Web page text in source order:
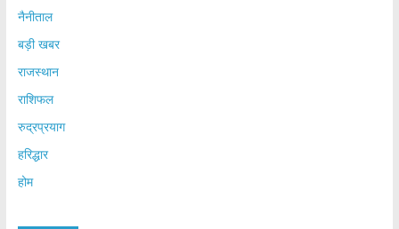
नैनीताल
बड़ी खबर
राजस्थान
राशिफल
रुद्रप्रयाग
हरिद्धार
होम